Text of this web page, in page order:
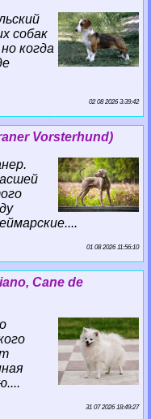
собак
когда
02 08 2026 3:39:42
Vorsterhund)
01 08 2026 11:56:10
Cane de
31 07 2026 18:49:27